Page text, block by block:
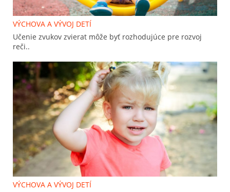
VÝCHOVA A VÝVOJ DETÍ
Učenie zvukov zvierat môže byť rozhodujúce pre rozvoj
reči..
VÝCHOVA A VÝVOJ DETÍ